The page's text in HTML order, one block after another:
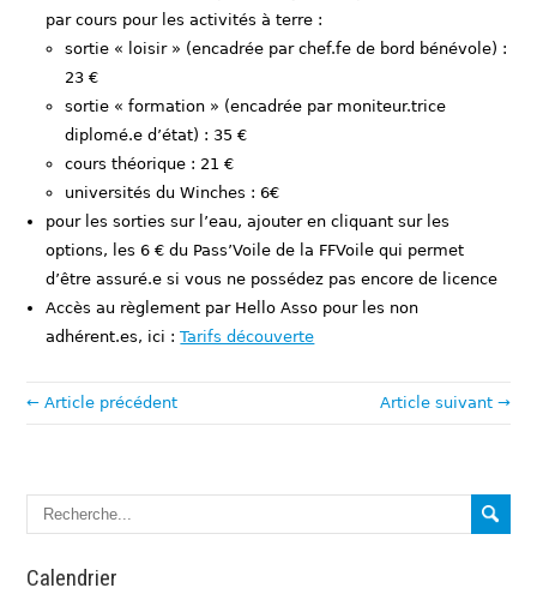
par cours pour les activités à terre :
sortie « loisir » (encadrée par chef.fe de bord bénévole) :
23 €
sortie « formation » (encadrée par moniteur.trice
diplomé.e d’état) : 35 €
cours théorique : 21 €
universités du Winches : 6€
pour les sorties sur l’eau, ajouter en cliquant sur les
options, les 6 € du Pass’Voile de la FFVoile qui permet
d’être assuré.e si vous ne possédez pas encore de licence
Accès au règlement par Hello Asso pour les non
adhérent.es, ici :Tarifs découverte
← Article précédent Article suivant →
Calendrier